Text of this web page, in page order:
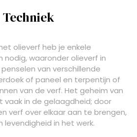
olieverf heb je enkele
waaronder olieverf in
van verschillende
of paneel en terpentijn of
van de verf. Het geheim van
vaak in de gelaagdheid; door
verf over elkaar aan te brengen,
in het werk.